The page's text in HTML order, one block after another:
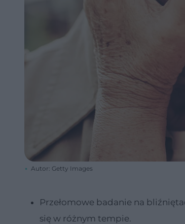
Autor: Getty Images
Przełomowe badanie na
się w różnym tempie.